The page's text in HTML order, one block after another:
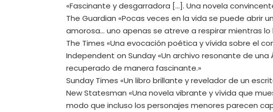
«Fascinante y desgarradora [...]. Una novela
The Guardian «Pocas veces en la vida se puede abrir
amorosa... uno apenas se atreve a respirar mientras
The Times «Una evocación poética y vívida sobre el
Independent on Sunday «Un archivo resonante de
recuperado de manera fascinante.»
Sunday Times «Un libro brillante y revelador de un
New Statesman «Una novela vibrante y vívida que
modo que incluso los personajes menores parecen